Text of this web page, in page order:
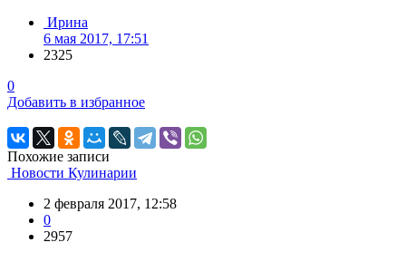
Ирина
6 мая 2017, 17:51
2325
0
Добавить в избранное
Похожие записи
Новости Кулинарии
2 февраля 2017, 12:58
0
2957